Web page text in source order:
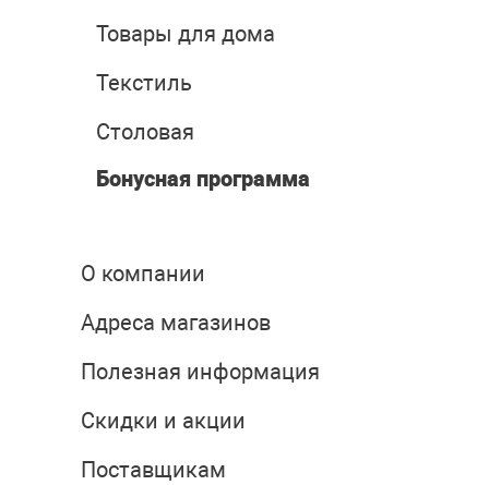
Товары для дома
Текстиль
Столовая
Бонусная программа
О компании
Адреса магазинов
Полезная информация
Скидки и акции
Поставщикам